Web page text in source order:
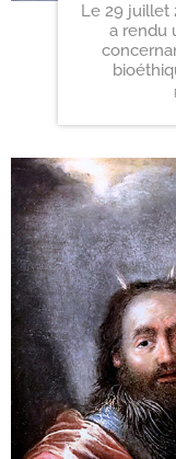
Le 29 juillet
a rendu